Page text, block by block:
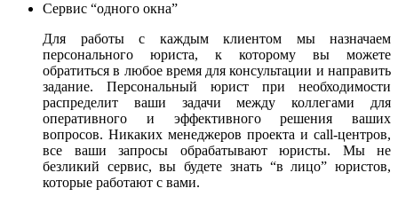
Сервис “одного окна”
Для работы с каждым клиентом мы назначаем
персонального юриста, к которому вы можете
обратиться в любое время для консультации и направить
задание. Персональный юрист при необходимости
распределит ваши задачи между коллегами для
оперативного и эффективного решения ваших
вопросов. Никаких менеджеров проекта и call-центров,
все ваши запросы обрабатывают юристы. Мы не
безликий сервис, вы будете знать “в лицо” юристов,
которые работают с вами.